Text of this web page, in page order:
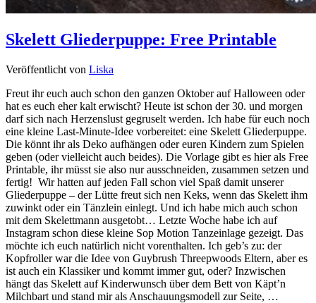
Skelett Gliederpuppe: Free Printable
Veröffentlicht von Liska
Freut ihr euch auch schon den ganzen Oktober auf Halloween oder
hat es euch eher kalt erwischt? Heute ist schon der 30. und morgen
darf sich nach Herzenslust gegruselt werden. Ich habe für euch noch
eine kleine Last-Minute-Idee vorbereitet: eine Skelett Gliederpuppe.
Die könnt ihr als Deko aufhängen oder euren Kindern zum Spielen
geben (oder vielleicht auch beides). Die Vorlage gibt es hier als Free
Printable, ihr müsst sie also nur ausschneiden, zusammen setzen und
fertig! Wir hatten auf jeden Fall schon viel Spaß damit unserer
Gliederpuppe – der Lütte freut sich nen Keks, wenn das Skelett ihm
zuwinkt oder ein Tänzlein einlegt. Und ich habe mich auch schon
mit dem Skelettmann ausgetobt… Letzte Woche habe ich auf
Instagram schon diese kleine Sop Motion Tanzeinlage gezeigt. Das
möchte ich euch natürlich nicht vorenthalten. Ich geb’s zu: der
Kopfroller war die Idee von Guybrush Threepwoods Eltern, aber es
ist auch ein Klassiker und kommt immer gut, oder? Inzwischen
hängt das Skelett auf Kinderwunsch über dem Bett von Käpt’n
Milchbart und stand mir als Anschauungsmodell zur Seite, …